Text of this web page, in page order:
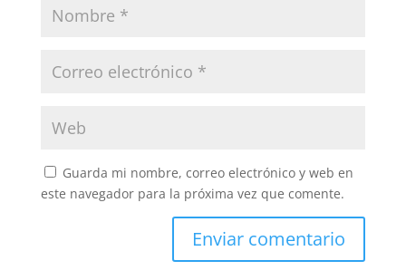
Guarda mi nombre, correo electrónico y web en
este navegador para la próxima vez que comente.